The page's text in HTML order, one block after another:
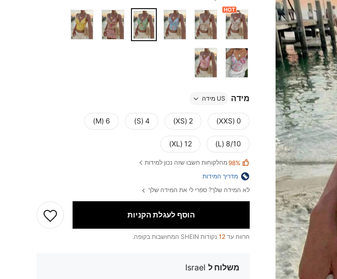
מידה US מידה
0 (XXS)
2 (XS)
4 (S)
6 (M)
8/10 (L)
12 (XL)
98%מהלקוחות חשבו שזה נכון למידות
מדריך המידות
לא המידה שלך? ספרי לי את המידה שלך
הוסף לעגלת הקניות
הרווח עד 12 נקודות SHEIN המחושבות בקופה.
משלוח ל Israel